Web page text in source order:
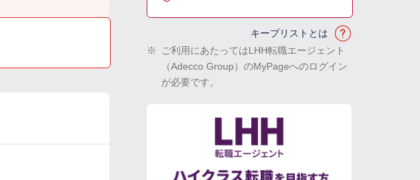
キープリストとは
※
ご利用にあたってはLHH転職エージェント
（Adecco Group）のMyPageへのログイン
が必要です。